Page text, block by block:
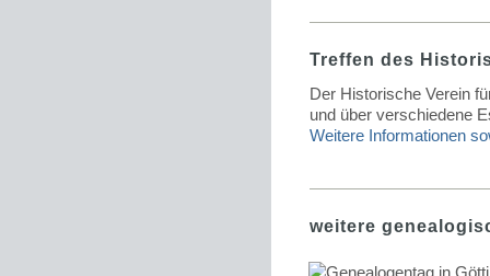
Treffen des
Der Historische Verein
und über verschiedene
Weitere Informationen
weitere